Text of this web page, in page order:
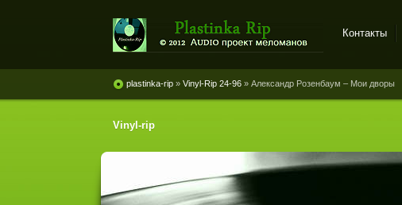
винила и магнитоальбомов
Контакты
plastinka-rip » Vinyl-Rip 24-96 » Александр Розенбаум ‎– Мои дворы
Vinyl-rip